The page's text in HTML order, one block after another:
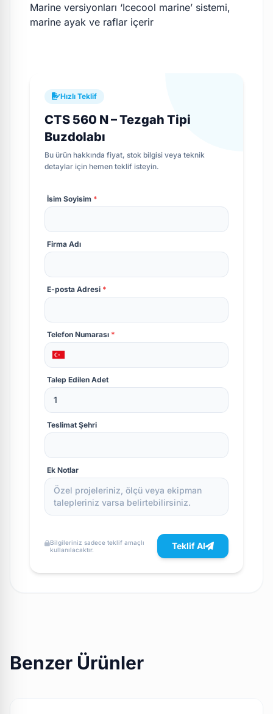
Marine versiyonları ‘Icecool marine’ sistemi,
marine ayak ve raflar içerir
Hızlı Teklif
CTS 560 N – Tezgah Tipi
Buzdolabı
Bu ürün hakkında fiyat, stok bilgisi veya teknik
detaylar için hemen teklif isteyin.
İsim Soyisim *
Firma Adı
E-posta Adresi *
Telefon Numarası *
Talep Edilen Adet
Teslimat Şehri
Ek Notlar
Bilgileriniz sadece teklif amaçlı
kullanılacaktır.
Teklif Al
Benzer Ürünler